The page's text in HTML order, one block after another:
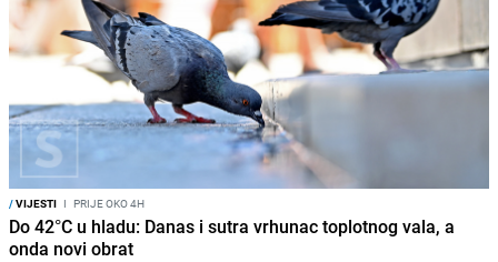
/VIJESTI I PRIJE OKO 4H
Do 42°C u hladu: Danas i sutra vrhunac toplotnog vala, a
onda novi obrat